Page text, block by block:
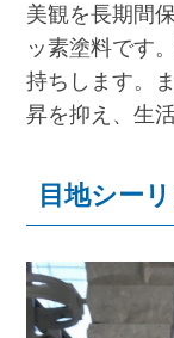
美観を長期間
ッ素塗料です
持ちします。
昇を抑え、生
目地シー